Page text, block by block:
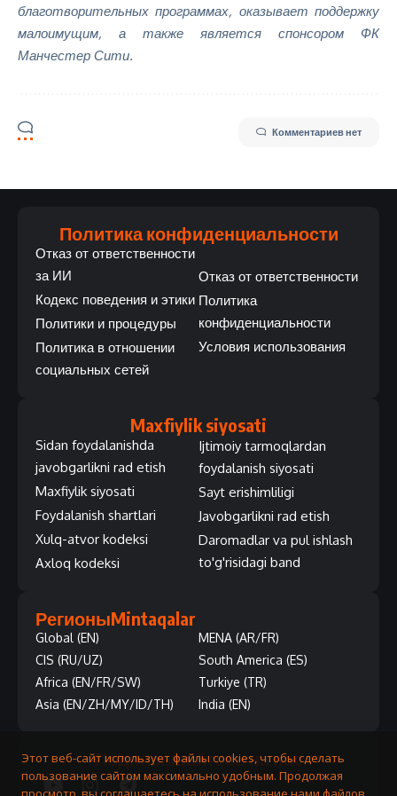
благотворительных программах, оказывает поддержку
малоимущим, а также является спонсором ФК
Манчестер Сити.
Комментариев нет
Политика конфиденциальности
Отказ от ответственности
за ИИ
Кодекс поведения и этики
Политики и процедуры
Политика в отношении
социальных сетей
Отказ от ответственности
Политика
конфиденциальности
Условия использования
Maxfiylik siyosati
Sidan foydalanishda
javobgarlikni rad etish
Maxfiylik siyosati
Foydalanish shartlari
Xulq-atvor kodeksi
Axloq kodeksi
Ijtimoiy tarmoqlardan
foydalanish siyosati
Sayt erishimliligi
Javobgarlikni rad etish
Daromadlar va pul ishlash
to'g'risidagi band
РегионыMintaqalar
Global (EN)
CIS (RU/UZ)
Africa (EN/FR/SW)
Asia (EN/ZH/MY/ID/TH)
MENA (AR/FR)
South America (ES)
Turkiye (TR)
India (EN)
Подписывайтесь на нас
Этот веб-сайт использует файлы cookies, чтобы сделать
пользование сайтом максимально удобным. Продолжая